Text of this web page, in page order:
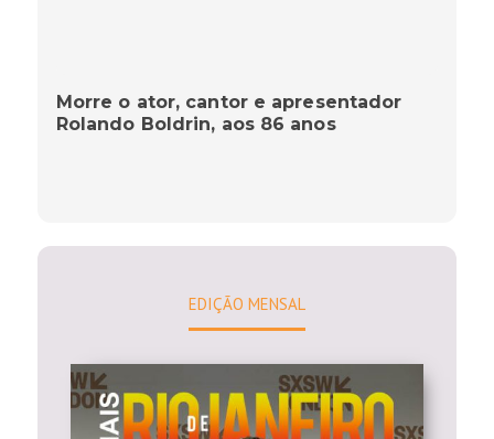
Morre o ator, cantor e apresentador
Rolando Boldrin, aos 86 anos
EDIÇÃO MENSAL